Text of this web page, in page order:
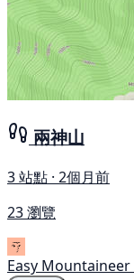
兩神山
3 站點 · 2個月前
23 瀏覽
Easy Mountaineer